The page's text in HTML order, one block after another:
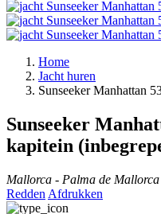
Home
Jacht huren
Sunseeker Manhattan
Sunseeker
kapitein
Mallorca - Palma de Mallorca
Redden Afdrukken